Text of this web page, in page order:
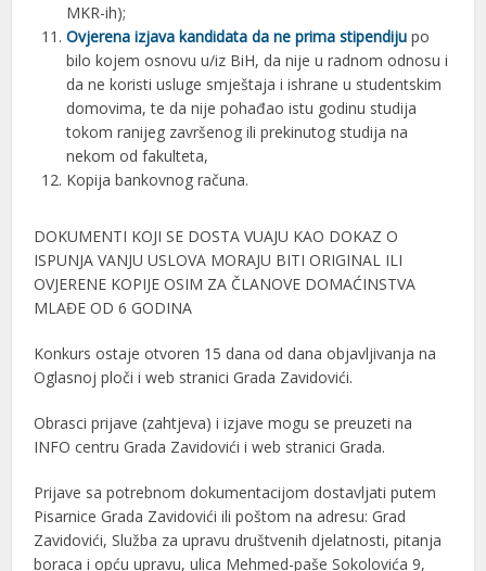
MKR-ih);
Ovjerena izjava kandidata da ne prima stipendiju po
bilo kojem osnovu u/iz BiH, da nije u radnom odnosu i
da ne koristi usluge smještaja i ishrane u studentskim
domovima, te da nije pohađao istu godinu studija
tokom ranijeg završenog ili prekinutog studija na
nekom od fakulteta,
Kopija bankovnog računa.
DOKUMENTI KOJI SE DOSTA VUAJU KAO DOKAZ O
ISPUNJA VANJU USLOVA MORAJU BITI ORIGINAL ILI
OVJERENE KOPIJE OSIM ZA ČLANOVE DOMAĆINSTVA
MLAĐE OD 6 GODINA
Konkurs ostaje otvoren 15 dana od dana objavljivanja na
Oglasnoj ploči i web stranici Grada Zavidovići.
Obrasci prijave (zahtjeva) i izjave mogu se preuzeti na
INFO centru Grada Zavidovići i web stranici Grada.
Prijave sa potrebnom dokumentacijom dostavljati putem
Pisarnice Grada Zavidovići ili poštom na adresu: Grad
Zavidovići, Služba za upravu društvenih djelatnosti, pitanja
boraca i opću upravu, ulica Mehmed-paše Sokolovića 9,